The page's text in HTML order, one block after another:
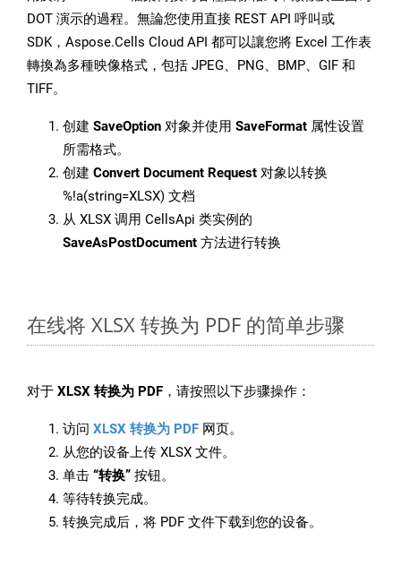
DOT 演示的過程。無論您使用直接 REST API 呼叫或
SDK，Aspose.Cells Cloud API 都可以讓您將 Excel 工作表
轉換為多種映像格式，包括 JPEG、PNG、BMP、GIF 和
TIFF。
创建 SaveOption 对象并使用 SaveFormat 属性设置
所需格式。
创建 Convert Document Request 对象以转换
%!a(string=XLSX) 文档
从 XLSX 调用 CellsApi 类实例的
SaveAsPostDocument 方法进行转换
在线将 XLSX 转换为 PDF 的简单步骤
对于 XLSX 转换为 PDF ，请按照以下步骤操作：
访问 XLSX 转换为 PDF 网页。
从您的设备上传 XLSX 文件。
单击 “转换” 按钮。
等待转换完成。
转换完成后，将 PDF 文件下载到您的设备。